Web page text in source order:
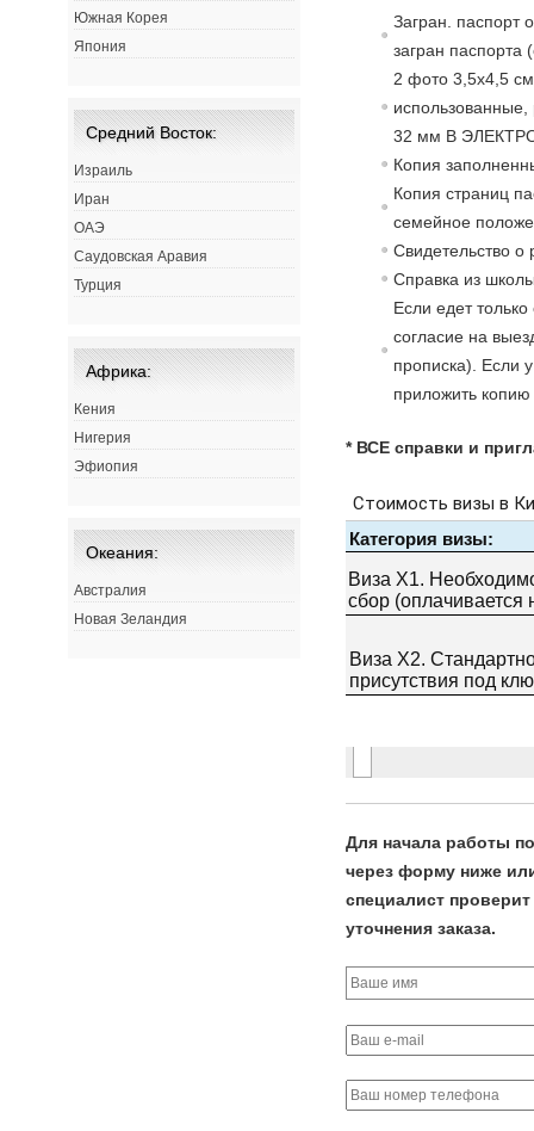
Загран. паспорт
загран
2 фото 3,5х4,5
32 мм В
Копия
Копия страниц
семейное
Свидетельство
Справка из
Если едет
согласие на
прописка). Если
приложить
* ВСЕ справки и
Для начала работы
через форму ниже
специалист
уточнения заказа.
Южная Корея
Япония
Средний Восток:
Израиль
Иран
ОАЭ
Саудовская Аравия
Турция
Африка:
Кения
Нигерия
Эфиопия
Океания:
Австралия
Новая Зеландия